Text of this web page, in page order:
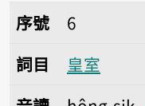
序號6皇室
序號
6
詞目
皇室